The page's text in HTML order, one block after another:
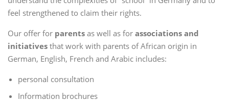
feel strengthened to claim their rights.
Our offer for parents as well as for associations and
initiatives that work with parents of African origin in
German, English, French and Arabic includes:
personal consultation
Information brochures